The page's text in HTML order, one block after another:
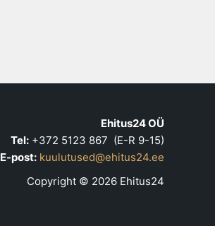
Ehitus24 OÜ
Tel:+372 5123 867 (E-R 9-15)
E-post: kuulutused@ehitus24.ee
Copyright © 2026 Ehitus24